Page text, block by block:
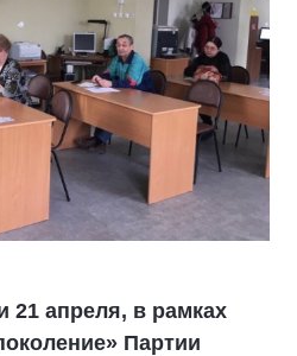
21 апреля, в рамках
Партии